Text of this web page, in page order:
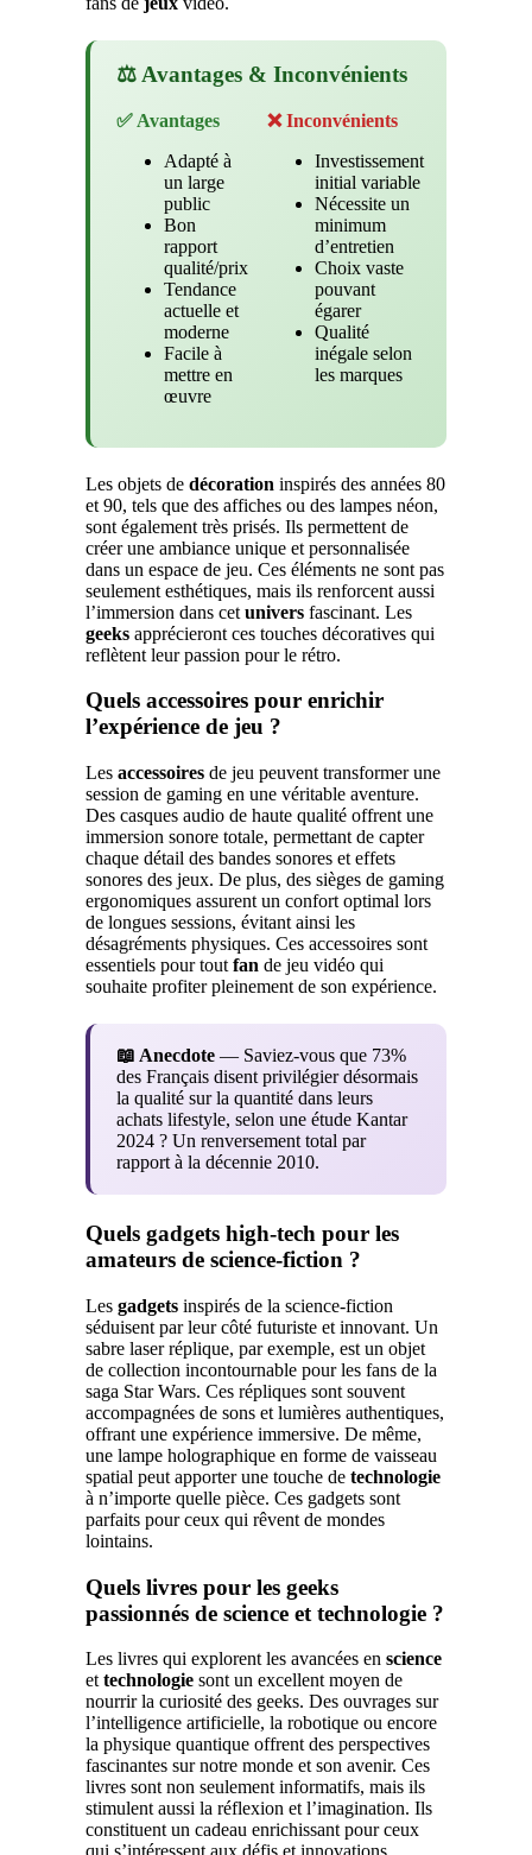
⚖️ Avantages & Inconvénients
✅ Avantages
Adapté à
un large
public
Bon
rapport
qualité/prix
Tendance
actuelle et
moderne
Facile à
mettre en
œuvre
❌ Inconvénients
Investissement
initial variable
Nécessite un
minimum
d’entretien
Choix vaste
pouvant
égarer
Qualité
inégale selon
les marques
Les objets de décoration inspirés des années 80
et 90, tels que des affiches ou des lampes néon,
sont également très prisés. Ils permettent de
créer une ambiance unique et personnalisée
dans un espace de jeu. Ces éléments ne sont pas
seulement esthétiques, mais ils renforcent aussi
l’immersion dans cet univers fascinant. Les
geeks apprécieront ces touches décoratives qui
reflètent leur passion pour le rétro.
Quels accessoires pour enrichir
l’expérience de jeu ?
Les accessoires de jeu peuvent transformer une
session de gaming en une véritable aventure.
Des casques audio de haute qualité offrent une
immersion sonore totale, permettant de capter
chaque détail des bandes sonores et effets
sonores des jeux. De plus, des sièges de gaming
ergonomiques assurent un confort optimal lors
de longues sessions, évitant ainsi les
désagréments physiques. Ces accessoires sont
essentiels pour tout fan de jeu vidéo qui
souhaite profiter pleinement de son expérience.
📖 Anecdote — Saviez-vous que 73%
des Français disent privilégier désormais
la qualité sur la quantité dans leurs
achats lifestyle, selon une étude Kantar
2024 ? Un renversement total par
rapport à la décennie 2010.
Quels gadgets high-tech pour les
amateurs de science-fiction ?
Les gadgets inspirés de la science-fiction
séduisent par leur côté futuriste et innovant. Un
sabre laser réplique, par exemple, est un objet
de collection incontournable pour les fans de la
saga Star Wars. Ces répliques sont souvent
accompagnées de sons et lumières authentiques,
offrant une expérience immersive. De même,
une lampe holographique en forme de vaisseau
spatial peut apporter une touche de technologie
à n’importe quelle pièce. Ces gadgets sont
parfaits pour ceux qui rêvent de mondes
lointains.
Quels livres pour les geeks
passionnés de science et technologie ?
Les livres qui explorent les avancées en science
et technologie sont un excellent moyen de
nourrir la curiosité des geeks. Des ouvrages sur
l’intelligence artificielle, la robotique ou encore
la physique quantique offrent des perspectives
fascinantes sur notre monde et son avenir. Ces
livres sont non seulement informatifs, mais ils
stimulent aussi la réflexion et l’imagination. Ils
constituent un cadeau enrichissant pour ceux